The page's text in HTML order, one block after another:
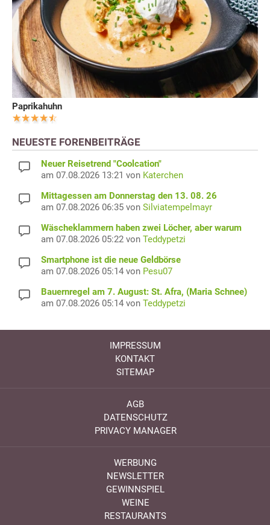
Paprikahuhn
NEUESTE FORENBEITRÄGE
Neuer Reisetrend "Coolcation"
am 07.08.2026 13:21 von Katerchen
Mittagessen am Donnerstag den 13. 08. 26
am 07.08.2026 06:35 von Silviatempelmayr
Wäscheklammern haben zwei Löcher, aber warum
am 07.08.2026 05:22 von Teddypetzi
Smartphone ist die neue Geldbörse
am 07.08.2026 05:14 von Pesu07
Bauernregel am 7. August: St. Afra, (Maria Schnee)
am 07.08.2026 05:14 von Teddypetzi
IMPRESSUM
KONTAKT
SITEMAP
AGB
DATENSCHUTZ
PRIVACY MANAGER
WERBUNG
NEWSLETTER
GEWINNSPIEL
WEINE
RESTAURANTS